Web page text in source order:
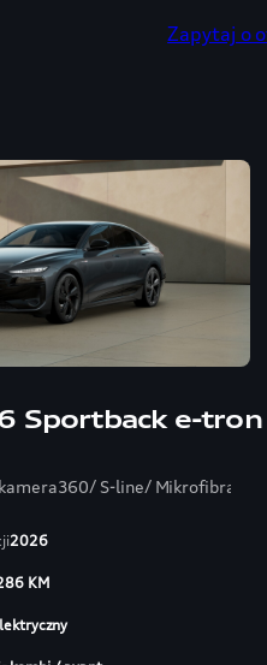
Zapytaj o
Sportback e-tron
S-line/ Mikrofibra/
2026
KM